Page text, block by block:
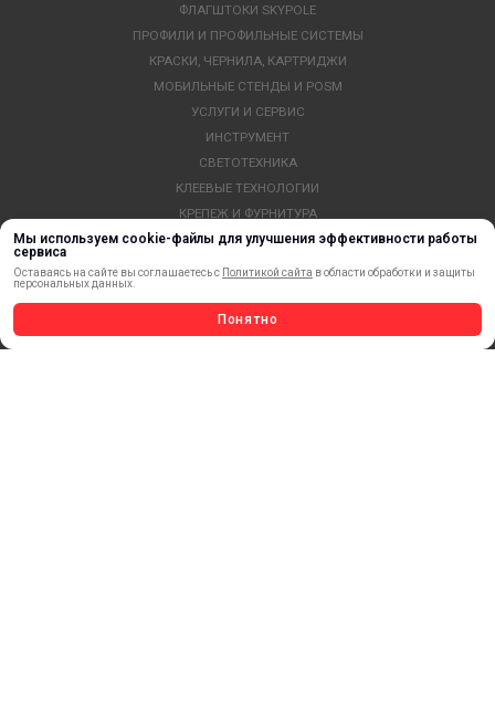
Мы используем cookie-файлы для улучшения эффективности работы
сервиса
Оставаясь на сайте вы соглашаетесь с Политикой сайта в области обработки и защиты
персональных данных.
Понятно
ФЛАГШТОКИ SKYPOLE
ПРОФИЛИ И ПРОФИЛЬНЫЕ СИСТЕМЫ
КРАСКИ, ЧЕРНИЛА, КАРТРИДЖИ
МОБИЛЬНЫЕ СТЕНДЫ И POSM
УСЛУГИ И СЕРВИС
ИНСТРУМЕНТ
СВЕТОТЕХНИКА
КЛЕЕВЫЕ ТЕХНОЛОГИИ
КРЕПЕЖ И ФУРНИТУРА
ВЕСЬ КАТАЛОГ >